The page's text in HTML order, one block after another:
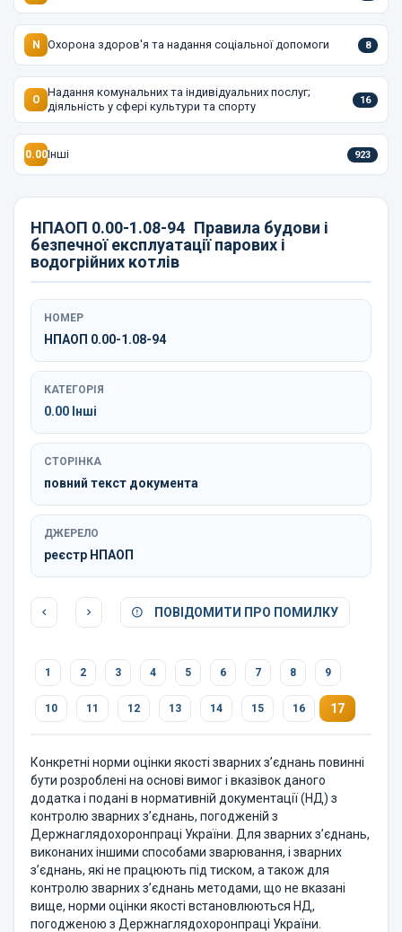
N Охорона здоров'я та надання соціальної допомоги 8
O
Надання комунальних та індивідуальних послуг;
діяльність у сфері культури та спорту
16
0.00Інші 923
НПАОП 0.00-1.08-94 Правила будови і
безпечної експлуатації парових і
водогрійних котлів
НОМЕР
НПАОП 0.00-1.08-94
КАТЕГОРІЯ
0.00 Інші
СТОРІНКА
повний текст документа
ДЖЕРЕЛО
реєстр НПАОП
ПОВІДОМИТИ ПРО ПОМИЛКУ
1 2 3 4 5 6 7 8 9
10 11 12 13 14 15 16 17
Конкретні норми оцінки якості зварних з’єднань повинні
бути розроб­лені на основі вимог і вказівок даного
додатка і подані в нормативній документації (НД) з
контролю зварних з’єднань, погодженій з
Держнаглядохоронпраці України. Для зварних з’єднань,
виконаних іншими спо­собами зварювання, і зварних
з’єднань, які не працюють під тиском, а також для
контролю зварних з’єднань методами, що не вказані
вище, норми оцінки якості встановлюються НД,
погодженою з Держ­наглядохоронпраці України.